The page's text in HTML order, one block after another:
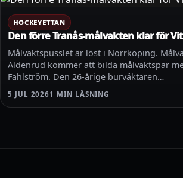
HOCKEYETTAN
Den förre Tranås-målvakten klar för
Målvaktspusslet är löst i Norrköping.
Aldenrud kommer att bilda målvaktspar
Fahlström. Den 26-årige burväktaren…
5 JUL 2026 1 MIN LÄSNING